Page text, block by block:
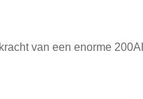
van een enorme